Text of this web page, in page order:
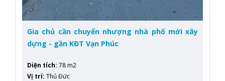
Gia chủ cần chuyển nhượng nhà phố mới xây
dựng - gần KĐT Vạn Phúc
Diện tích: 78 m2
Vị trí: Thủ Đức